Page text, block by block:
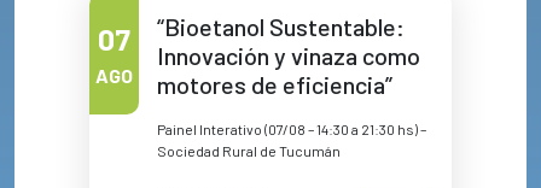
07
AGO
“Bioetanol Sustentable:
Innovación y vinaza como
motores de eficiencia”
Painel Interativo (07/08 – 14:30 a 21:30 hs) –
Sociedad Rural de Tucumán